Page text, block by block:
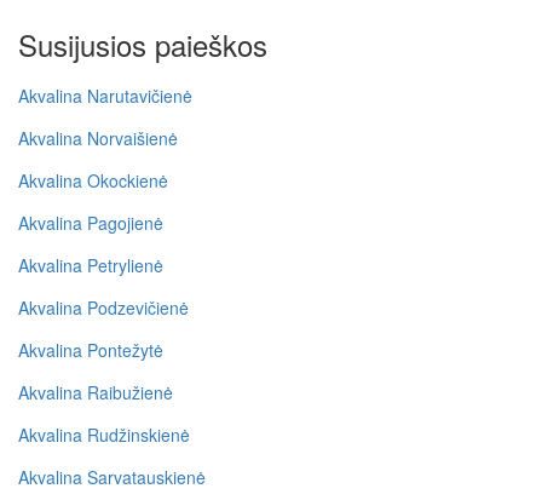
Susijusios paieškos
Akvalina Narutavičienė
Akvalina Norvaišienė
Akvalina Okockienė
Akvalina Pagojienė
Akvalina Petrylienė
Akvalina Podzevičienė
Akvalina Pontežytė
Akvalina Raibužienė
Akvalina Rudžinskienė
Akvalina Sarvatauskienė